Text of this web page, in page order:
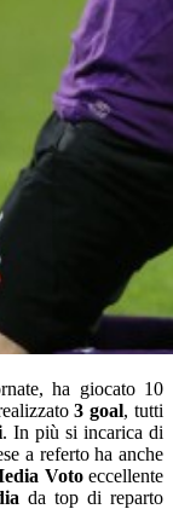
ha giocato 10
3 goal, tutti
. In più si incarica di
a referto ha anche
Votoeccellente
da top di reparto